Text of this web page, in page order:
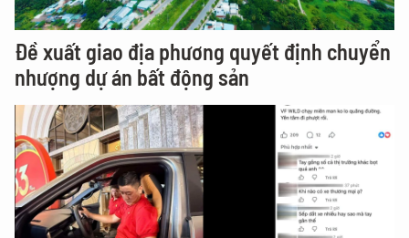
Đề xuất giao địa phương quyết định chuyển
nhượng dự án bất động sản